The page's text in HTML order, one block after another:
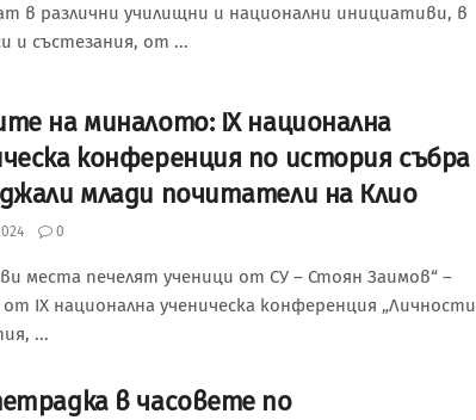
в различни училищни и национални инициативи, в
и състезания, от ...
на миналото: IX национална
конференция по история събра
млади почитатели на Клио
0
места печелят ученици от СУ – Стоян Заимов“ –
IX национална ученическа конференция „Личности
...
в часовете по